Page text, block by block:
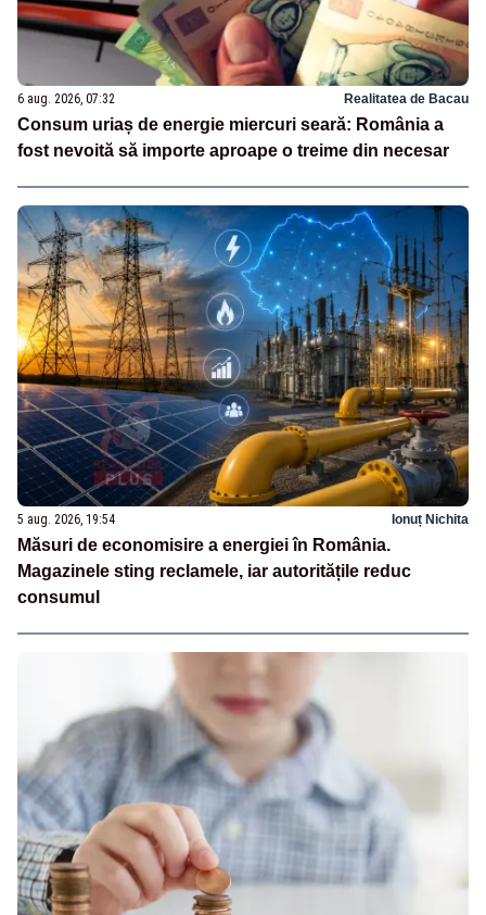
6 aug. 2026, 07:32 Realitatea de Bacau
Consum uriaș de energie miercuri seară: România a
fost nevoită să importe aproape o treime din necesar
5 aug. 2026, 19:54 Ionuț Nichita
Măsuri de economisire a energiei în România.
Magazinele sting reclamele, iar autoritățile reduc
consumul